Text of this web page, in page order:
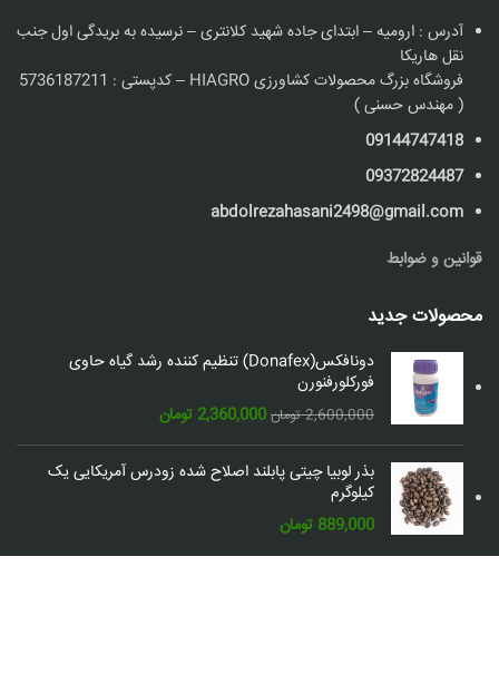
آدرس : ارومیه – ابتدای جاده شهید کلانتری – نرسیده به بریدگی اول جنب
نقل هاریکا
فروشگاه بزرگ محصولات کشاورزی HIAGRO – کدپستی : 5736187211
( مهندس حسنی )
09144747418
09372824487
abdolrezahasani2498@gmail.com
قوانین و ضوابط
محصولات جدید
دونافکس(Donafex) تنظیم کننده رشد گیاه حاوی
فورکلورفنورن
2,600,000 تومان قیمت
اصلی:
2,600,000 تومان
2,360,000 تومانقیمت
فعلی:
2,360,000 تومان.
بذر لوبیا چیتی پابلند اصلاح شده زودرس آمریکایی یک
کیلوگرم
889,000 تومان